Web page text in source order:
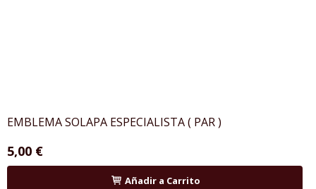
EMBLEMA SOLAPA ESPECIALISTA ( PAR )
5,00 €
Añadir a Carrito